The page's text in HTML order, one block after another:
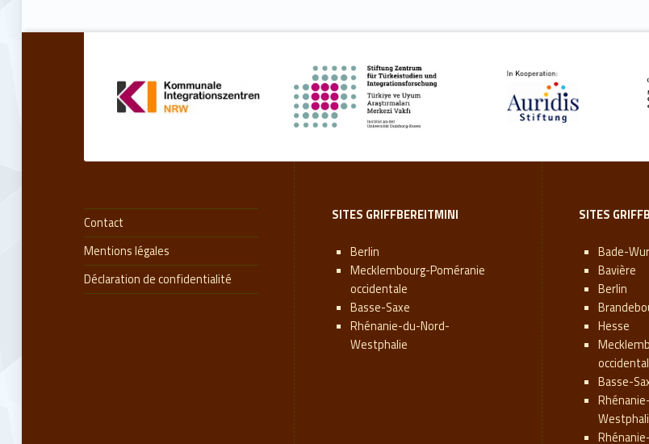
Retourner à la navigation principale
Contact
Mentions légales
Déclaration de confidentialité
SITES GRIFFBEREITMINI
Berlin
Mecklembourg-Poméranie
occidentale
Basse-Saxe
Rhénanie-du-Nord-
Westphalie
SITES
Bade-
Bavière
Berlin
Hesse
Basse-